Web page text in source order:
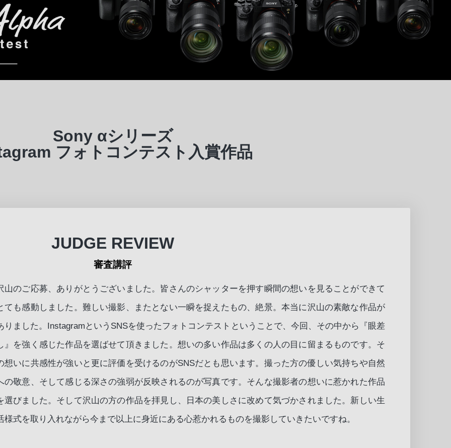
Sony αシリーズ
フォトコンテスト入賞作品
JUDGE REVIEW
審査講評
山のご応募、ありがとうございました。皆さんのシャッターを押す瞬間の想いを見ることができて
ても感動しました。難しい撮影、またとない一瞬を捉えたもの、絶景。本当に沢山の素敵な作品が
りました。InstagramというSNSを使ったフォトコンテストということで、今回、その中から『眼差
』を強く感じた作品を選ばせて頂きました。想いの多い作品は多くの人の目に留まるものです。そ
想いに共感性が強いと更に評価を受けるのがSNSだとも思います。撮った方の優しい気持ちや自然
の敬意、そして感じる深さの強弱が反映されるのが写真です。そんな撮影者の想いに惹かれた作品
選びました。そして沢山の方の作品を拝見し、日本の美しさに改めて気づかされました。新しい生
様式を取り入れながら今まで以上に身近にある心惹かれるものを撮影していきたいですね。